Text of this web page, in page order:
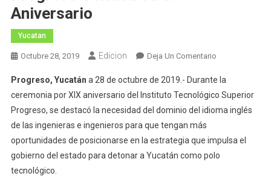
Aniversario
Yucatan
Octubre 28, 2019 Edicion Deja Un ComentarioEn
Tecnológico
Superior
Progreso
Su
19
Progreso, Yucatán a 28 de octubre de 2019.- Durante la
ceremonia por XIX aniversario del Instituto Tecnológico Superior
Progreso, se destacó la necesidad del dominio del idioma inglés
de las ingenieras e ingenieros para que tengan más
oportunidades de posicionarse en la estrategia que impulsa el
gobierno del estado para detonar a Yucatán como polo
tecnológico.